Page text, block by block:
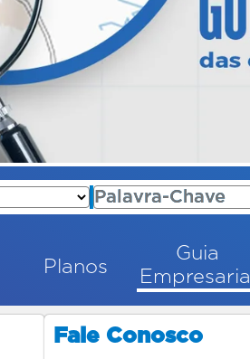
Planos
Guia
Empresarial
Fale Conosco